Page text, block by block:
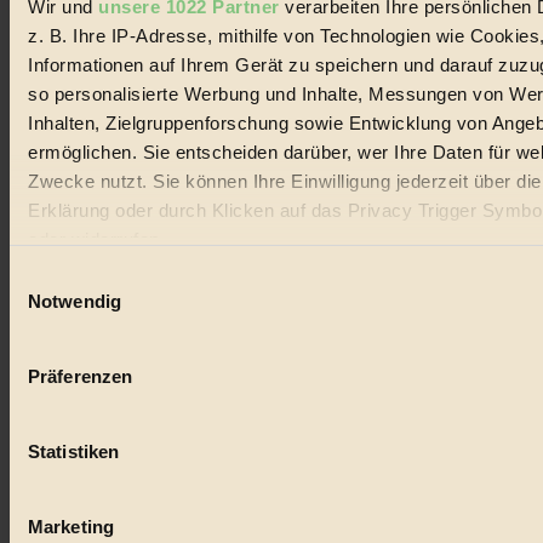
Wir und unsere 1022 Partner verarbeiten Ihre persönlichen
z. B. Ihre IP-Adresse, mithilfe von Technologien wie
Informationen auf Ihrem Gerät zu speichern und darauf
so personalisierte Werbung und Inhalte, Messungen von
Inhalten, Zielgruppenforschung sowie Entwicklung von
ermöglichen. Sie entscheiden darüber, wer Ihre Daten für
Zwecke nutzt. Sie können Ihre Einwilligung jederzeit über
Erklärung oder durch Klicken auf das Privacy Trigger
Wenn Sie es erlauben, würden wir auch gerne:
Ihr Gerät durch aktives Scannen nach bestimmten
Erfahren Sie mehr darüber, wie Ihre persönlichen Daten
Notwendig
Präferenzen
Statistiken
Marketing
Lebensmittel
Natur
kinderbuch
nachhaltig